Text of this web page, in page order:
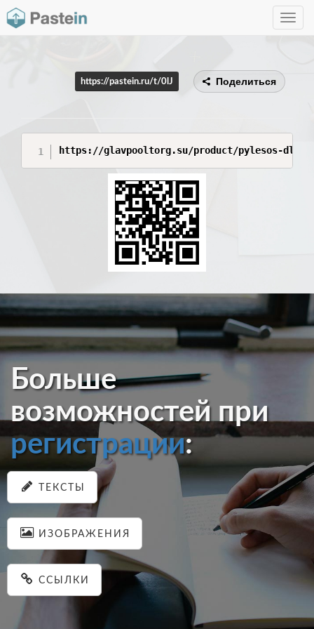
Toggle
https://pastein.ru/t/0lJ Поделиться
https://glavpooltorg.su/product/pylesos-dlja-
Больше
возможностей при
регистрации:
ТЕКСТЫ
ИЗОБРАЖЕНИЯ
ССЫЛКИ